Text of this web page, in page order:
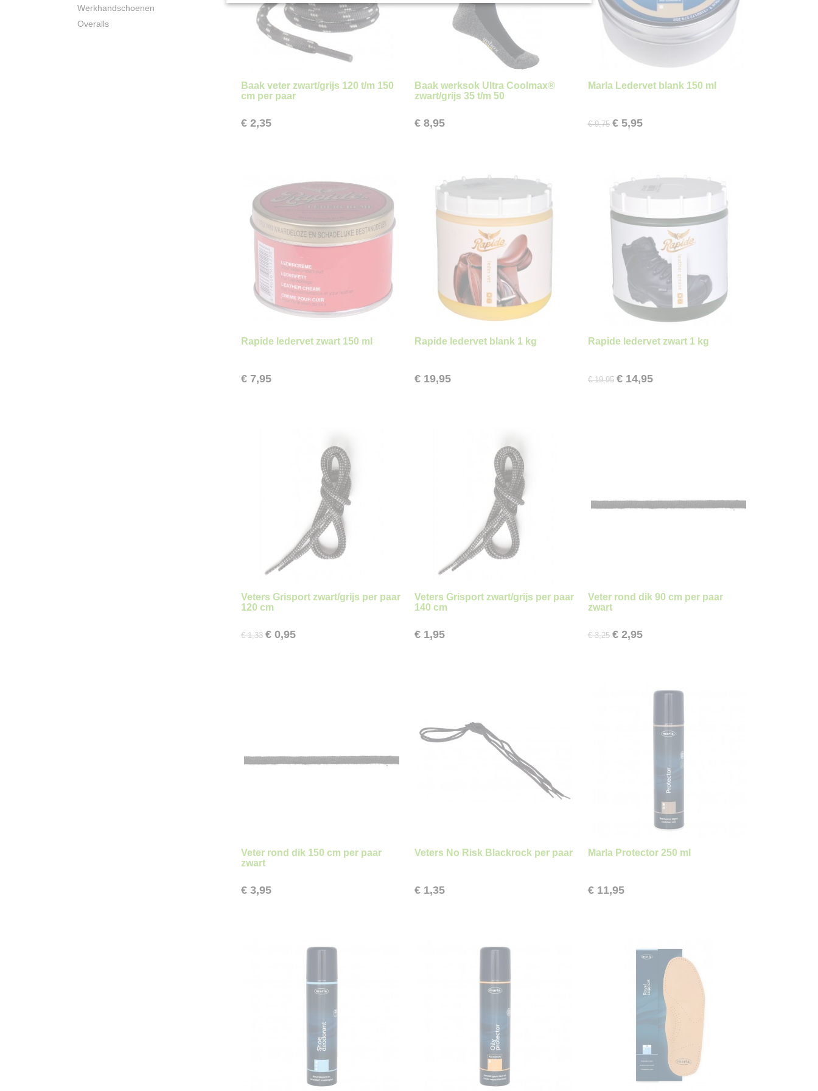
Werkhandschoenen
Overalls
Baak veter zwart/grijs 120 t/m 150
cm per paar
€ 2,35
Baak werksok Ultra Coolmax®
zwart/grijs 35 t/m 50
€ 8,95
Marla Ledervet blank 150 ml
€ 9,75 € 5,95
Rapide ledervet zwart 150 ml
€ 7,95
Rapide ledervet blank 1 kg
€ 19,95
Rapide ledervet zwart 1 kg
€ 19,95 € 14,95
Veters Grisport zwart/grijs per paar
120 cm
€ 1,33 € 0,95
Veters Grisport zwart/grijs per paar
140 cm
€ 1,95
Veter rond dik 90 cm per paar
zwart
€ 3,25 € 2,95
Veter rond dik 150 cm per paar
zwart
€ 3,95
Veters No Risk Blackrock per paar
€ 1,35
Marla Protector 250 ml
€ 11,95